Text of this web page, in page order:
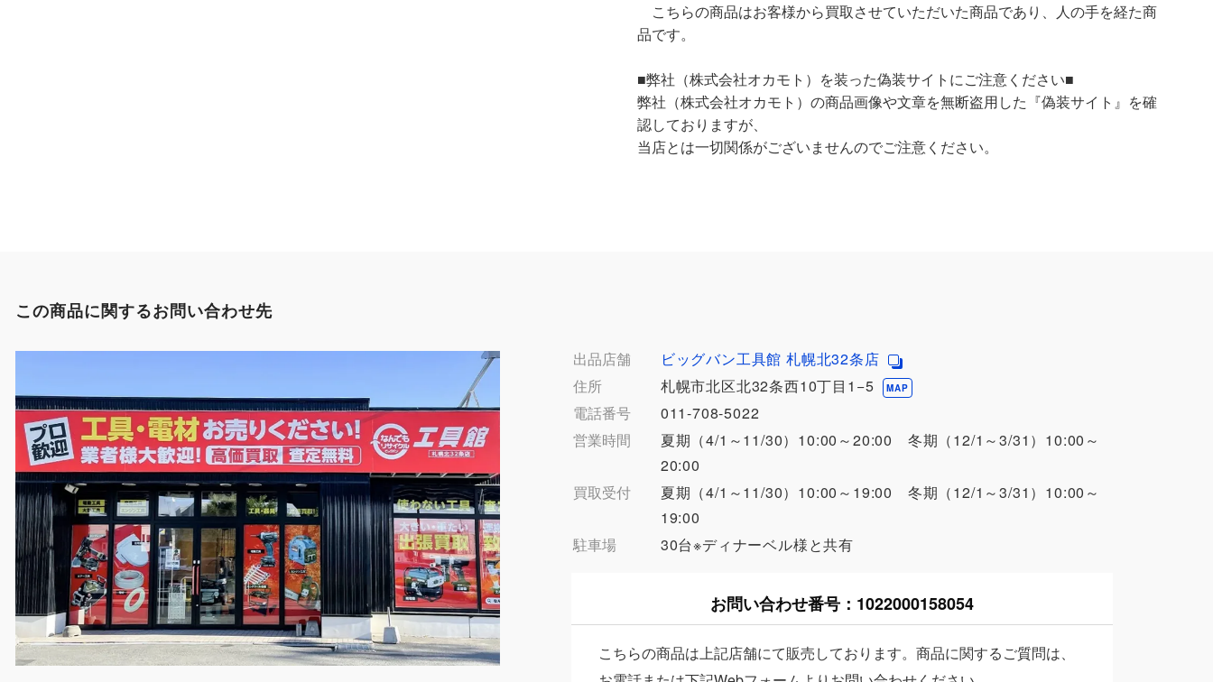
こちらの商品はお客様から買取させていただいた商品であり、人の手を経た商
品です。
■弊社（株式会社オカモト）を装った偽装サイトにご注意ください■
弊社（株式会社オカモト）の商品画像や文章を無断盗用した『偽装サイト』を確
認しておりますが、
当店とは一切関係がございませんのでご注意ください。
この商品に関するお問い合わせ先
出品店舗
ビッグバン工具館 札幌北32条店
住所
札幌市北区北32条西10丁目1−5 MAP
電話番号
011-708-5022
営業時間
夏期（4/1～11/30）10:00～20:00 冬期（12/1～3/31）10:00～
20:00
買取受付
夏期（4/1～11/30）10:00～19:00 冬期（12/1～3/31）10:00～
19:00
駐車場
30台※ディナーベル様と共有
お問い合わせ番号： 1022000158054
こちらの商品は上記店舗にて販売しております。商品に関するご質問は、